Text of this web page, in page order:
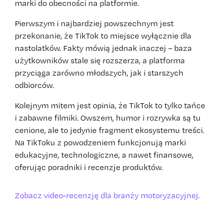
marki do obecności na platformie.
Pierwszym i najbardziej powszechnym jest
przekonanie, że TikTok to miejsce wyłącznie dla
nastolatków. Fakty mówią jednak inaczej – baza
użytkowników stale się rozszerza, a platforma
przyciąga zarówno młodszych, jak i starszych
odbiorców.
Kolejnym mitem jest opinia, że TikTok to tylko tańce
i zabawne filmiki. Owszem, humor i rozrywka są tu
cenione, ale to jedynie fragment ekosystemu treści.
Na TikToku z powodzeniem funkcjonują marki
edukacyjne, technologiczne, a nawet finansowe,
oferując poradniki i recenzje produktów.
Zobacz video-recenzję dla branży motoryzacyjnej.